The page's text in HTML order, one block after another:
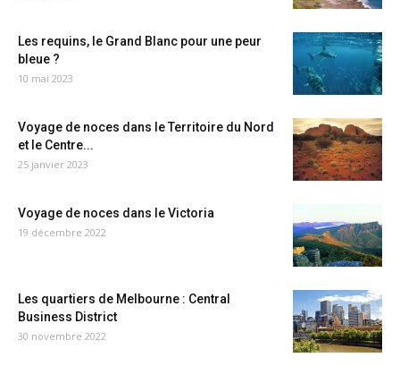
Les requins, le Grand Blanc pour une peur
bleue ?
10 mai 2023
Voyage de noces dans le Territoire du Nord
et le Centre...
25 janvier 2023
Voyage de noces dans le Victoria
19 décembre 2022
Les quartiers de Melbourne : Central
Business District
30 novembre 2022